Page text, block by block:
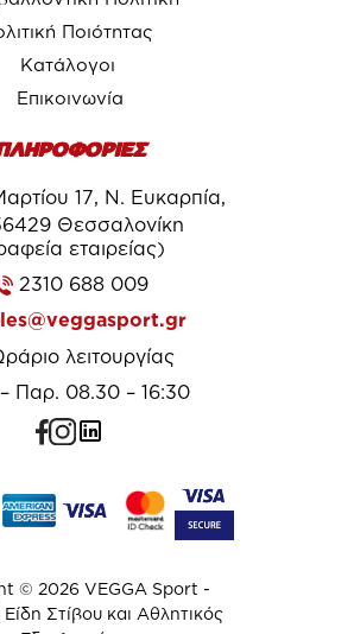
Ποιότητας
Κατάλογοι
Επικοινωνία
17, Ν. Ευκαρπία,
Θεσσαλονίκη
εταιρείας)
2310 688 009
λειτουργίας
Παρ. 08.30 – 16:30
© 2026 VEGGA Sport -
Στίβου και Αθλητικός